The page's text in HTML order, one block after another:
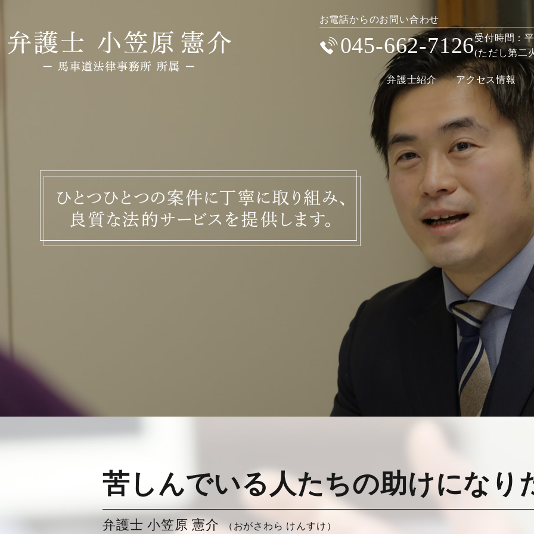
弁護士紹介 アクセス情報
お電話からのお問い合わせ
045-662-7126受付時間：
(ただし第二
苦しんでいる人たちの助けになり
弁護士 小笠原 憲介 （おがさわら けんすけ）